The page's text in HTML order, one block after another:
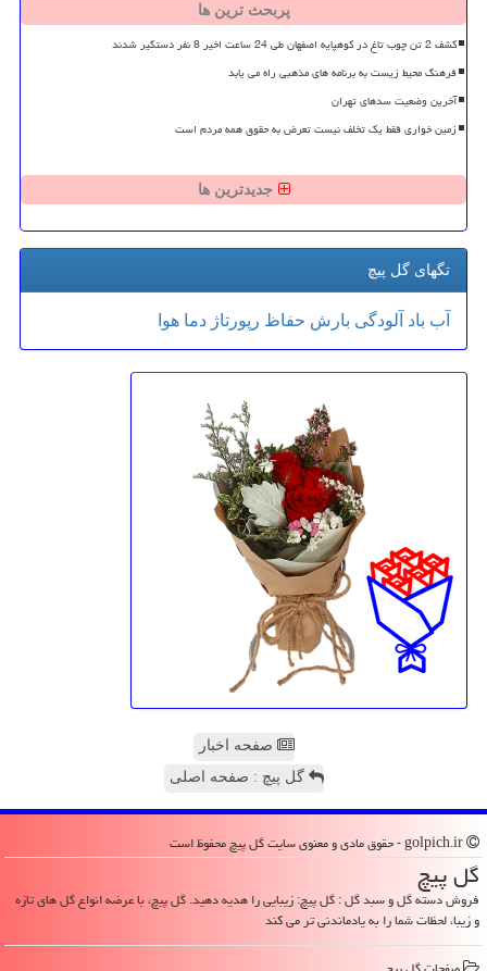
پربحث ترین ها
کشف 2 تن چوب تاغ در کوهپایه اصفهان طی 24 ساعت اخیر 8 نفر دستگیر شدند
فرهنگ محیط زیست به برنامه های مذهبی راه می یابد
آخرین وضعیت سدهای تهران
زمین خواری فقط یک تخلف نیست تعرض به حقوق همه مردم است
جدیدترین ها
تگهای گل پیچ
آب باد آلودگی بارش حفاظ رپورتاژ دما هوا
صفحه اخبار
گل پیچ : صفحه اصلی
گل پیچ
فروش دسته گل و سبد گل : گل پیچ: زیبایی را هدیه دهید. گل پیچ، با عرضه انواع گل های تازه
و زیبا، لحظات شما را به یادماندنی تر می کند